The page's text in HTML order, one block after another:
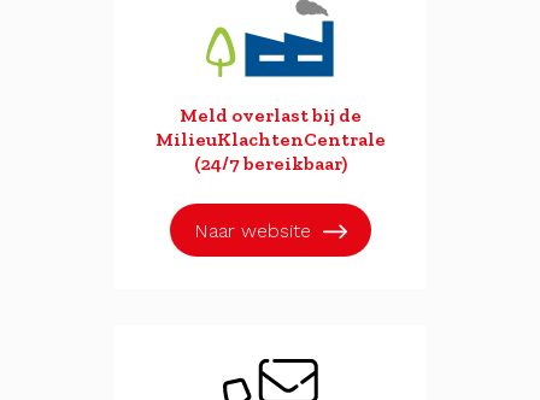
Meld overlast bij de
MilieuKlachtenCentrale
(24/7 bereikbaar)
Naar website